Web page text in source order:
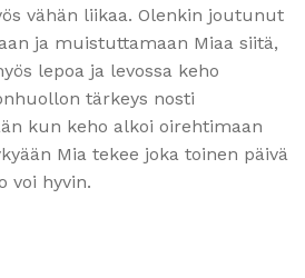
vähän liikaa. Olenkin joutunut
ja muistuttamaan Miaa siitä,
lepoa ja levossa keho
tärkeys nosti
kun keho alkoi oirehtimaan
Mia tekee joka toinen päivä
voi hyvin.